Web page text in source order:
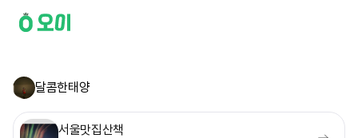
달콤한태양
서울맛집산책